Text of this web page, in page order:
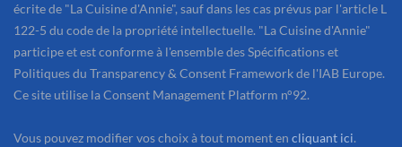
écrite de "La Cuisine d'Annie", sauf dans les cas prévus par l'article L
122-5 du code de la propriété intellectuelle. "La Cuisine d'Annie"
participe et est conforme à l'ensemble des Spécifications et
Politiques du Transparency & Consent Framework de l'IAB Europe.
Ce site utilise la Consent Management Platform n°92.
Vous pouvez modifier vos choix à tout moment en cliquant ici.